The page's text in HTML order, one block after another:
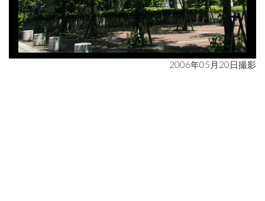
2006年05月20日撮影